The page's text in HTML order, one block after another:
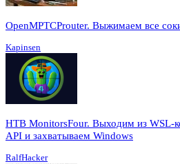
OpenMPTCProuter. Выжимаем все
Kapinsen
HTB MonitorsFour. Выходим из WSL-
API и захватываем Windows
RalfHacker